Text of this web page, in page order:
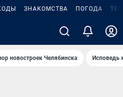
ЗНАКОМСТВА ПОГОДА
новостроек Челябинска Исповедь